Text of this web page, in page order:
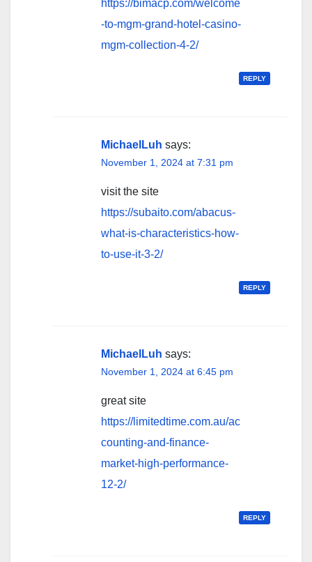
https://bimacp.com/welcome
-to-mgm-grand-hotel-casino-
mgm-collection-4-2/
REPLY
MichaelLuh says:
November 1, 2024 at 7:31 pm
visit the site
https://subaito.com/abacus-
what-is-characteristics-how-
to-use-it-3-2/
REPLY
MichaelLuh says:
November 1, 2024 at 6:45 pm
great site
https://limitedtime.com.au/ac
counting-and-finance-
market-high-performance-
12-2/
REPLY